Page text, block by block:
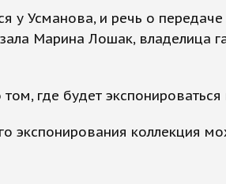
у Усманова, и речь о передаче
Марина Лошак, владелица
где будет экспонироваться
экспонирования коллекция